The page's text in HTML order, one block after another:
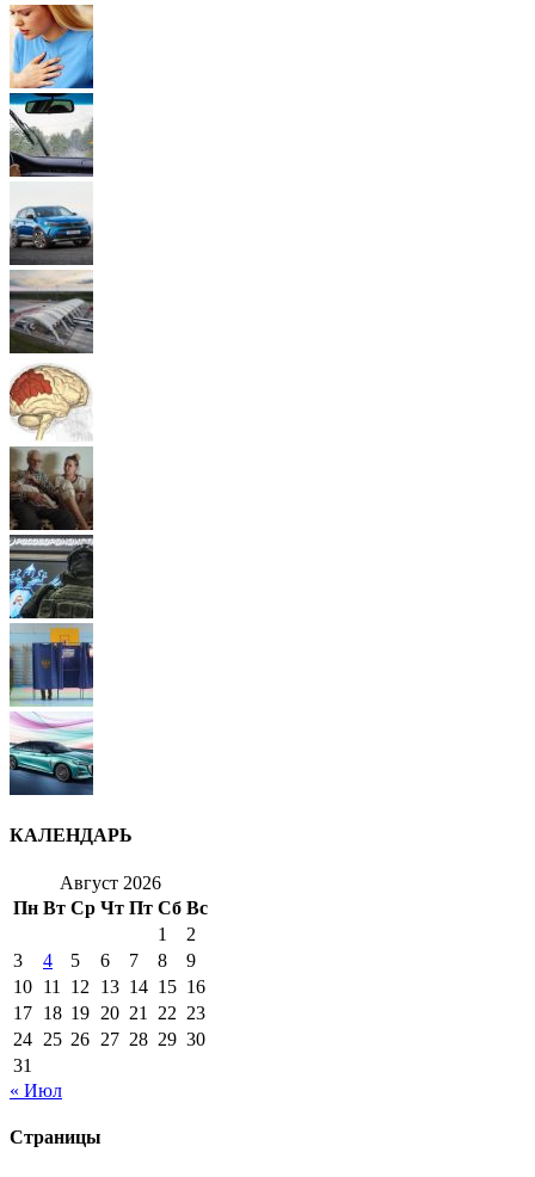
КАЛЕНДАРЬ
Август 2026
Пн Вт Ср Чт Пт Сб Вс
1
2
3
4 5 6 7 8
9
10 11 12 13 14 15 16
17 18 19 20 21 22 23
24 25 26 27 28 29 30
31
« Июл
Страницы